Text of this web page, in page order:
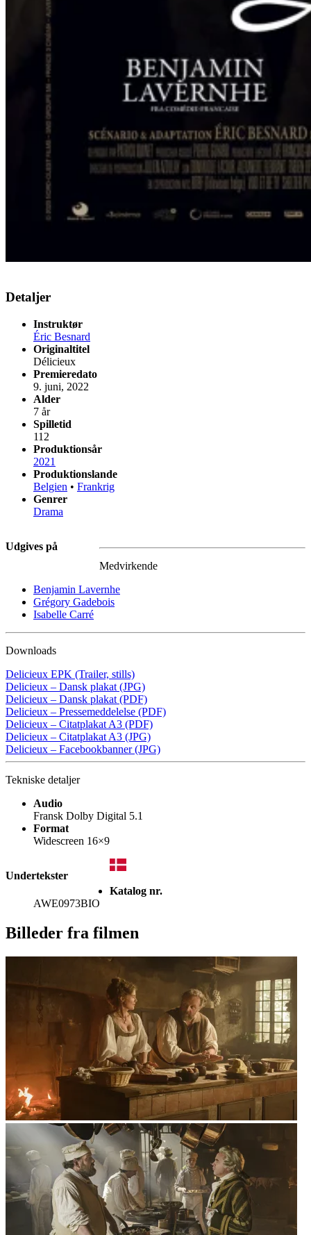
Detaljer
Instruktør
Éric Besnard
Originaltitel
Délicieux
Premieredato
9. juni, 2022
Alder
7 år
Spilletid
112
Produktionsår
2021
Produktionslande
Belgien • Frankrig
Genrer
Drama
Udgives på
Medvirkende
Benjamin Lavernhe
Grégory Gadebois
Isabelle Carré
Downloads
Delicieux EPK (Trailer, stills)
Delicieux – Dansk plakat (JPG)
Delicieux – Dansk plakat (PDF)
Delicieux – Pressemeddelelse (PDF)
Delicieux – Citatplakat A3 (PDF)
Delicieux – Citatplakat A3 (JPG)
Delicieux – Facebookbanner (JPG)
Tekniske detaljer
Audio
Fransk Dolby Digital 5.1
Format
Widescreen 16×9
Undertekster
Katalog nr.
AWE0973BIO
Billeder fra filmen